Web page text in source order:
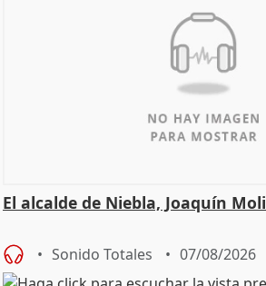
El alcalde de Niebla, Joaquín
Sonido Totales 07/08/2026